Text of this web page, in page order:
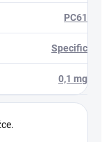
PC61
Specific
0,1 mg